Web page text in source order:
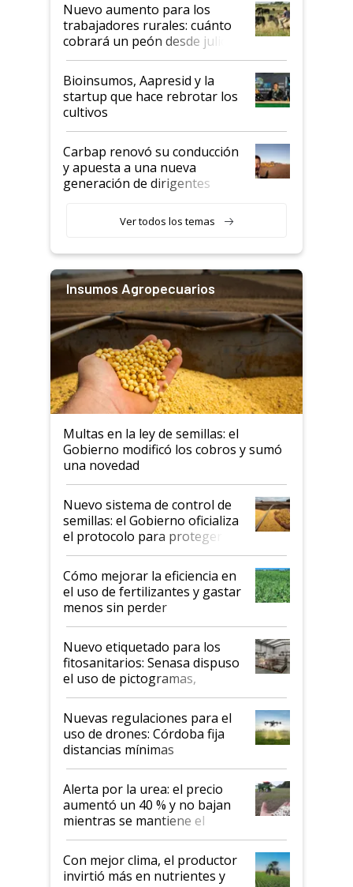
Nuevo aumento para los
trabajadores rurales: cuánto
cobrará un peón desde julio
Bioinsumos, Aapresid y la
startup que hace rebrotar los
cultivos
Carbap renovó su conducción
y apuesta a una nueva
generación de dirigentes
Ver todos los temas
Insumos Agropecuarios
Multas en la ley de semillas: el
Gobierno modificó los cobros y sumó
una novedad
Nuevo sistema de control de
semillas: el Gobierno oficializa
el protocolo para proteger la
propiedad intelectual
Cómo mejorar la eficiencia en
el uso de fertilizantes y gastar
menos sin perder
productividad en la campaña
fina
Nuevo etiquetado para los
fitosanitarios: Senasa dispuso
el uso de pictogramas,
palabras de advertencia e
indicaciones
Nuevas regulaciones para el
uso de drones: Córdoba fija
distancias mínimas
Alerta por la urea: el precio
aumentó un 40 % y no bajan
mientras se mantiene el
conflicto en Medio Oriente
Con mejor clima, el productor
invirtió más en nutrientes y